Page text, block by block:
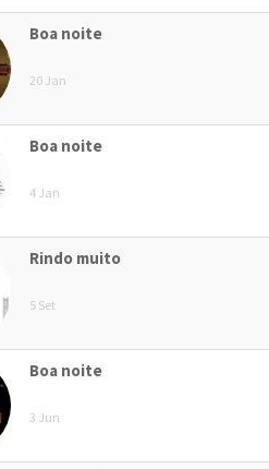
Boa noite
20 Jan
Boa noite
4 Jan
Rindo muito
5 Set
Boa noite
3 Jun